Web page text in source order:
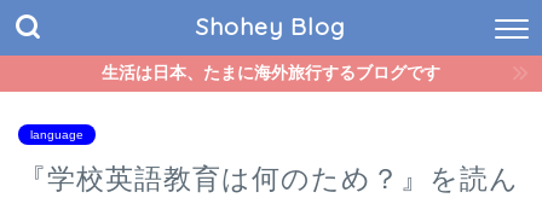
Shohey Blog
生活は日本、たまに海外旅行するブログです
language
『学校英語教育は何のため？』を読ん